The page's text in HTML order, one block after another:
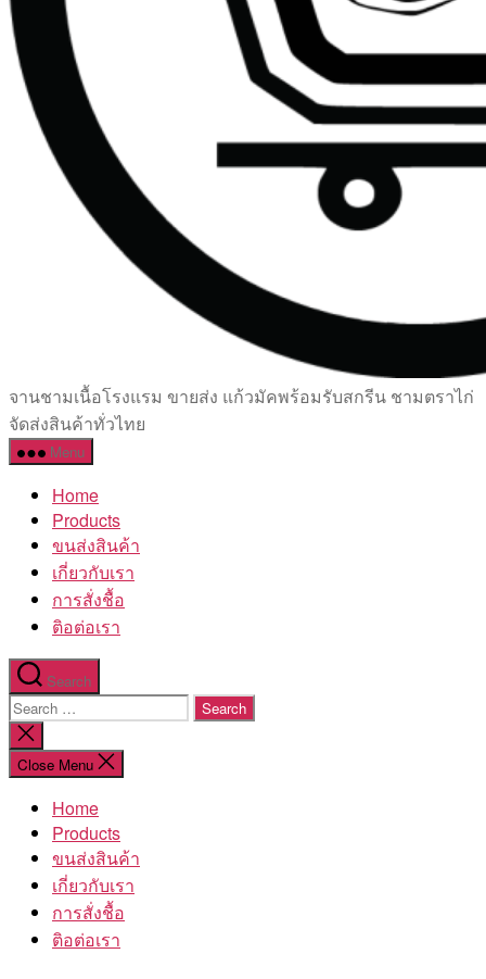
เซรามิค
ครบ
ครัน
โรงงาน
จานชามเนื้อโรงแรม ขายส่ง แก้วมัคพร้อมรับสกรีน ชามตราไก่
จัดส่งสินค้าทั่วไทย
Menu
Home
Products
ขนส่งสินค้า
เกี่ยวกับเรา
การสั่งชื้อ
ติอต่อเรา
Search
Search
for:
Close
search
Close Menu
Home
Products
ขนส่งสินค้า
เกี่ยวกับเรา
การสั่งชื้อ
ติอต่อเรา